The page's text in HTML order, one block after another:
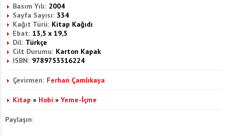
Basım Yılı: 2004
Sayfa Sayısı: 334
Kağıt Türü: Kitap Kağıdı
Ebat: 13,5 x 19,5
Dil: Türkçe
Cilt Durumu: Karton Kapak
ISBN: 9789753316224
Çevirmen: Ferhan Çamlıkaya
Kitap » Hobi » Yeme-İçme
Paylaşın: